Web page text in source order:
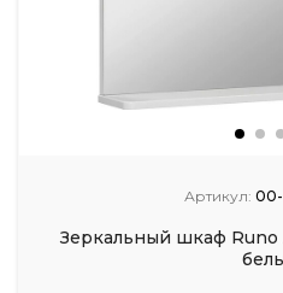
Артикул: 00-
Зеркальный шкаф